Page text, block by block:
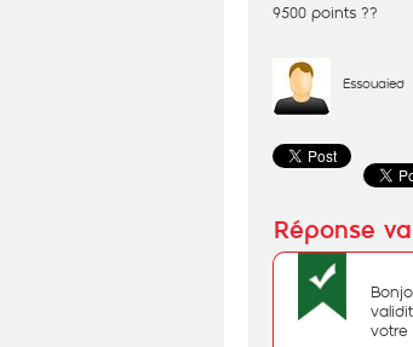
9500 points ??
Essouaied
votre